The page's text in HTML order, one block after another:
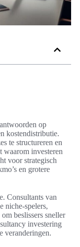
op
kostendistributie.
te structureren en
waarom investeren
voor strategisch
en grotere
Consultants van
niche-spelers,
beslissers sneller
investering
veranderingen.